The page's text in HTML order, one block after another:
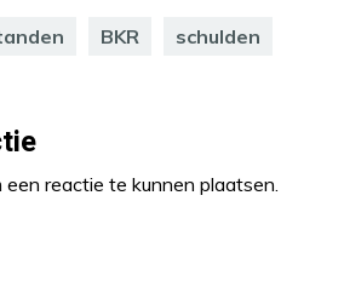
BKR schulden
een reactie te kunnen plaatsen.